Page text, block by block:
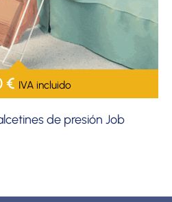
€ IVA incluido
de presión Job